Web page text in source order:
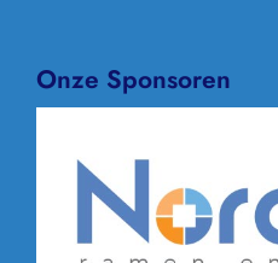
Onze Sponsoren